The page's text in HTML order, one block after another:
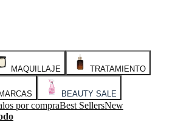
MAQUILLAJE TRATAMIENTO
MARCAS BEAUTY SALE
por compraBest SellersNew